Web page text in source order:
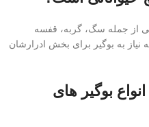
از جمله سگ، گربه، قفسه
نیاز به بوگیر برای بخش ادرارشان
بوگیر های